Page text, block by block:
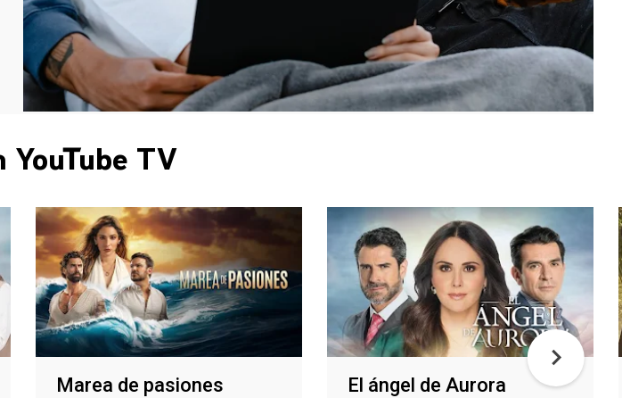
YouTube TV
Marea de pasiones El ángel de Aurora